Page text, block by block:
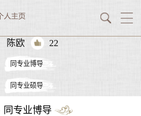
陈欧 22
同专业博导
同专业硕导
同专业博导